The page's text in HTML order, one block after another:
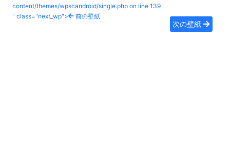
content/themes/wpscandroid/single.php on line 139
" class="next_wp">
前の壁紙
次の壁紙